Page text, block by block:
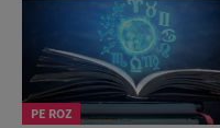
PE ROZ